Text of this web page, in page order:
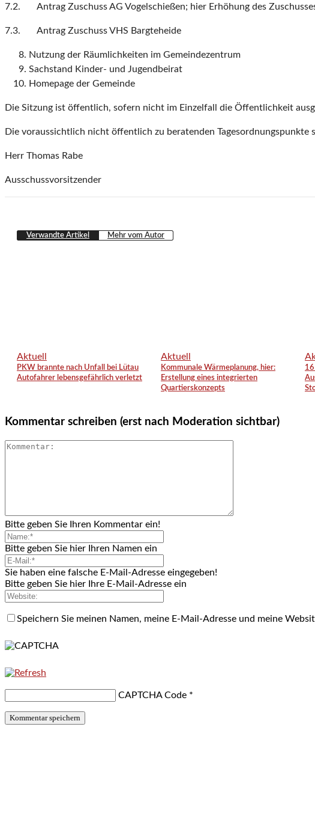
7.2. Antrag Zuschuss AG Vogelschießen; hier Erhöhung des
7.3. Antrag Zuschuss VHS Bargteheide
Nutzung der Räumlichkeiten im Gemeindezentrum
Sachstand Kinder- und Jugendbeirat
Homepage der Gemeinde
Die Sitzung ist öffentlich, sofern nicht im Einzelfall die Öffentlichkeit
Die voraussichtlich nicht öffentlich zu beratenden Tagesordnungspunkte
Herr Thomas Rabe
Ausschussvorsitzender
Verwandte Artikel Mehr vom Autor
Aktuell
PKW brannte nach Unfall bei Lütau
Autofahrer lebensgefährlich verletzt
Aktuell
Kommunale Wärmeplanung, hier:
Erstellung eines integrierten
Quartierskonzepts
Kommentar schreiben (erst nach Moderation sichtbar)
Bitte geben Sie Ihren Kommentar ein!
Bitte geben Sie hier Ihren Namen ein
Sie haben eine falsche E-Mail-Adresse eingegeben!
Bitte geben Sie hier Ihre E-Mail-Adresse ein
Speichern Sie meinen Namen, meine E-Mail-Adresse und meine
CAPTCHA Code *